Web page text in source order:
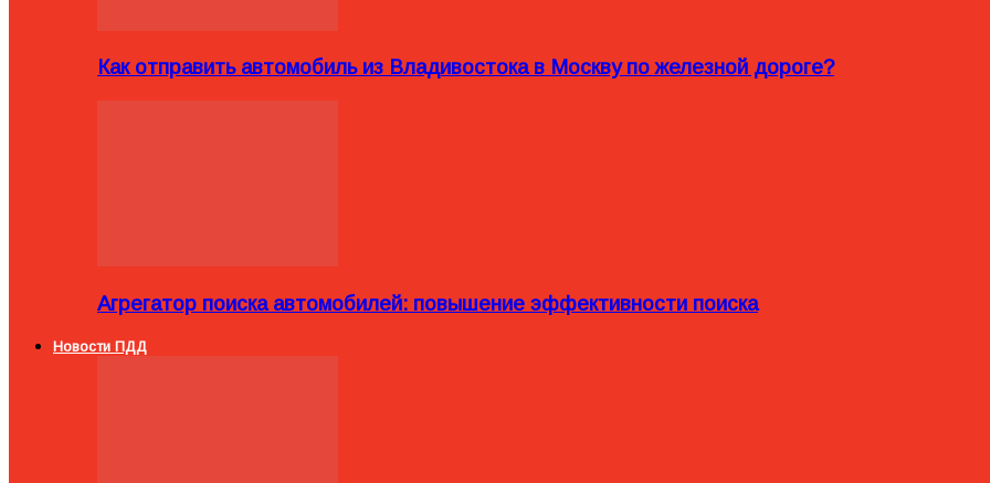
Как отправить автомобиль из Владивостока в Москву по железной дороге?
Агрегатор поиска автомобилей: повышение эффективности поиска
Новости ПДД